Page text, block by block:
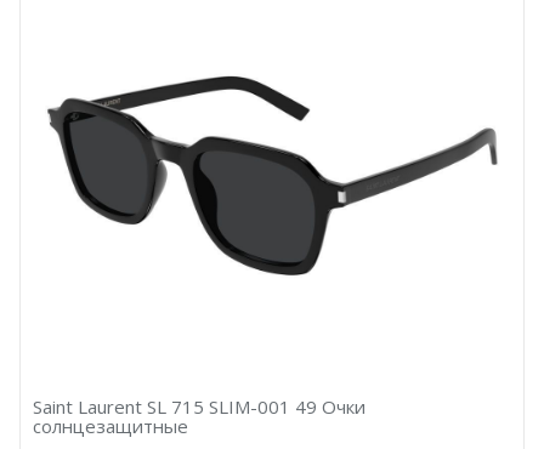
Saint Laurent SL 715 SLIM-001 49 Очки
солнцезащитные